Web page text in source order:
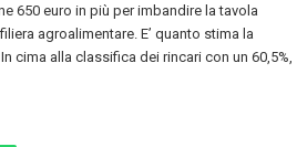
650 euro in più per imbandire la tavola
agroalimentare. E’ quanto stima la
cima alla classifica dei rincari con un 60,5%,